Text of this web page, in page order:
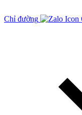
Chỉ đường